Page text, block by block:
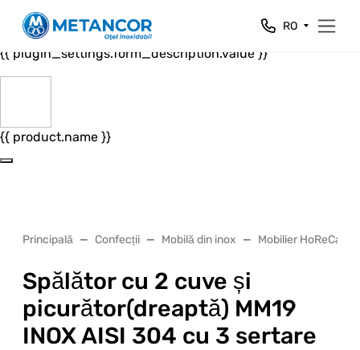
Close
{{ plugin_settings.form_header.value }}
{{ plugin_settings.form_description.value }}
{{ product.name }}
RO
Principală Confecții Mobilă din inox Mobilier HoReCa
Spălător cu 2 cuve și
picurător(dreaptă) MM19
INOX AISI 304 cu 3 sertare